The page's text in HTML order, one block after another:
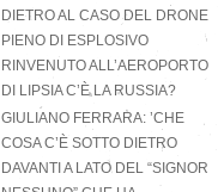
DIETRO AL CASO DEL DRONE
PIENO DI ESPLOSIVO
RINVENUTO ALL’AEROPORTO
DI LIPSIA C’È LA RUSSIA?
GIULIANO FERRARA: ’CHE
COSA C’È SOTTO DIETRO
DAVANTI A LATO DEL “SIGNOR